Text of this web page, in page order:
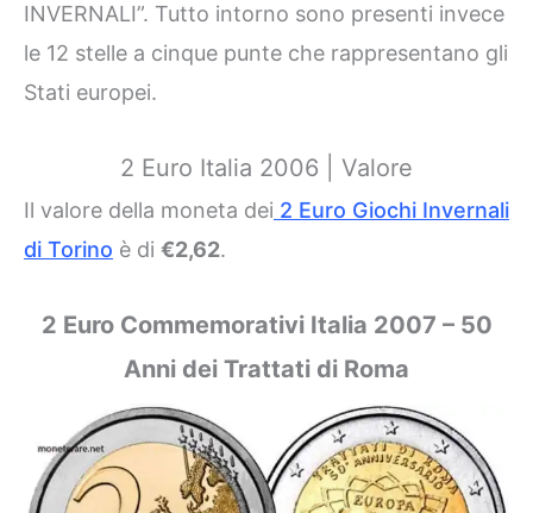
INVERNALI”. Tutto intorno sono presenti invece
le 12 stelle a cinque punte che rappresentano gli
Stati europei.
2 Euro Italia 2006 | Valore
Il valore della moneta dei 2 Euro Giochi Invernali
di Torino è di €2,62.
2 Euro Commemorativi Italia 2007 – 50
Anni dei Trattati di Roma